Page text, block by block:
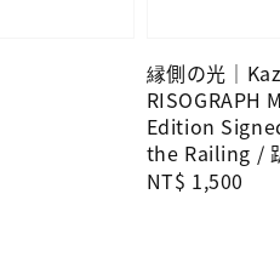
縁側の光｜
RISOGRAPH
Edition
the Railing /
Regular
NT$ 1,500